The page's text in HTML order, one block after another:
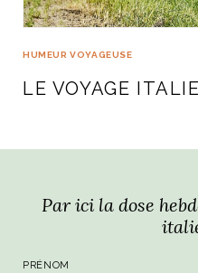
HUMEUR VOYAGEUSE
LE VOYAGE
Par ici la dose